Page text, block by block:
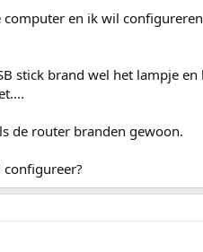
en ik wil
stick brand wel het lampje
de router branden gewoon.
configureer?